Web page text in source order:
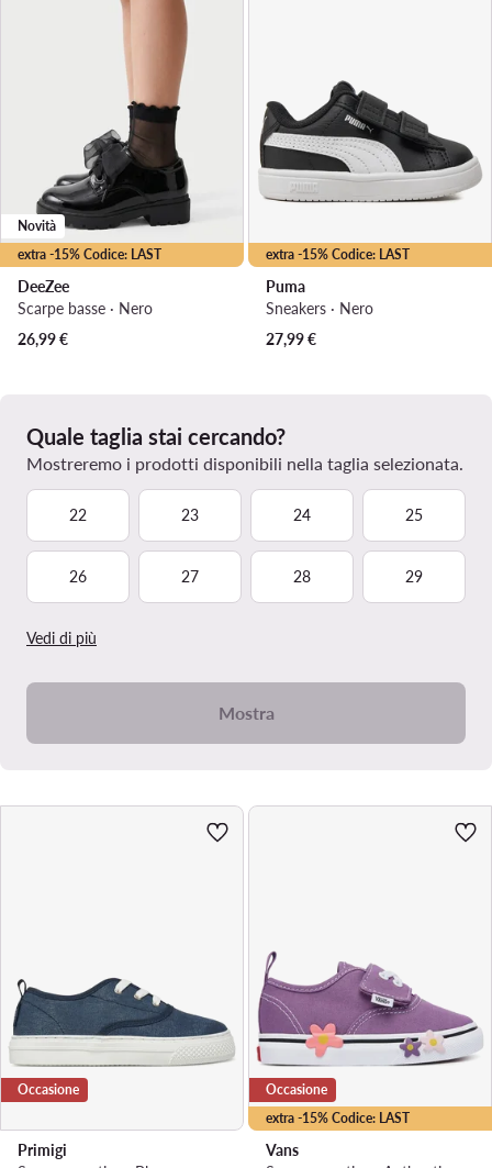
extra -15% Codice: LAST
Novità
DeeZee
Scarpe basse · Nero
26,99€
extra -15% Codice: LAST
Puma
Sneakers · Nero
27,99€
Quale taglia stai cercando?
Mostreremo i prodotti disponibili nella taglia selezionata.
22 23 24 25
26 27 28 29
Vedi di più
Mostra
Occasione
Primigi
extra -15% Codice: LAST
Occasione
Vans